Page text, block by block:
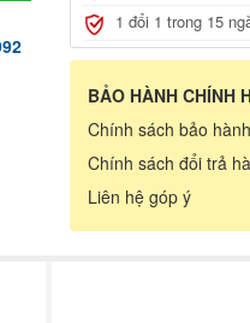
1 đổi 1 trong 15
BẢO HÀNH CHÍNH
Chính sách bảo hành
Chính sách đổi trả
Liên hệ góp ý